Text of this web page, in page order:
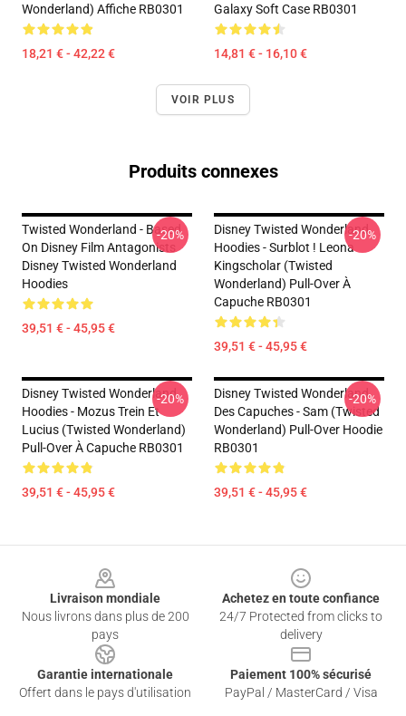
Wonderland) Affiche RB0301
18,21 € - 42,22 €
Galaxy Soft Case RB0301
14,81 € - 16,10 €
VOIR PLUS
Produits connexes
Twisted Wonderland - Based
On Disney Film Antagonists
Disney Twisted Wonderland
Hoodies
39,51 € - 45,95 €
-20%
Disney Twisted Wonderland
Hoodies - Surblot ! Leona
Kingscholar (Twisted
Wonderland) Pull-Over À
Capuche RB0301
39,51 € - 45,95 €
-20%
Disney Twisted Wonderland
Hoodies - Mozus Trein Et
Lucius (Twisted Wonderland)
Pull-Over À Capuche RB0301
39,51 € - 45,95 €
-20%
Disney Twisted Wonderland
Des Capuches - Sam (Twisted
Wonderland) Pull-Over Hoodie
RB0301
39,51 € - 45,95 €
-20%
Livraison mondiale
Nous livrons dans plus de 200
pays
Achetez en toute confiance
24/7 Protected from clicks to
delivery
Garantie internationale
Offert dans le pays d'utilisation
Paiement 100% sécurisé
PayPal / MasterCard / Visa